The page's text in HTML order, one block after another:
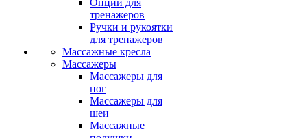
Опции для
тренажеров
Ручки и рукоятки
для тренажеров
Массажные кресла
Массажеры
Массажеры для
ног
Массажеры для
шеи
Массажные